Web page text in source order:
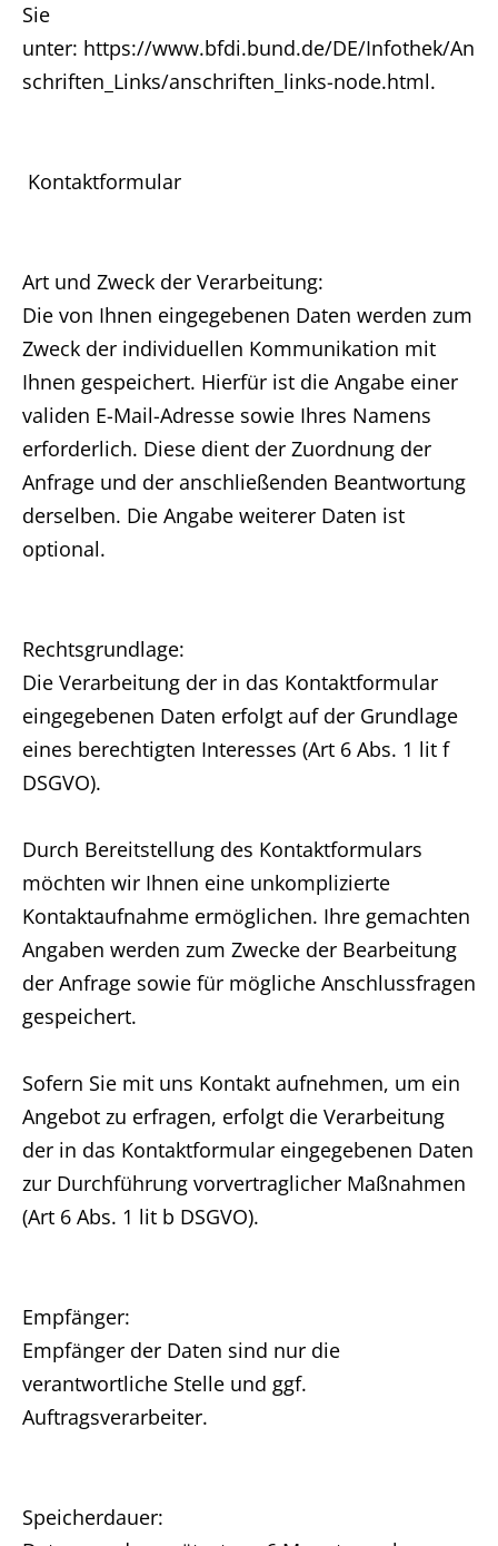
Sie
unter: https://www.bfdi.bund.de/DE/Infothek/An
schriften_Links/anschriften_links-node.html.
Kontaktformular
Art und Zweck der Verarbeitung:
Die von Ihnen eingegebenen Daten werden zum
Zweck der individuellen Kommunikation mit
Ihnen gespeichert. Hierfür ist die Angabe einer
validen E-Mail-Adresse sowie Ihres Namens
erforderlich. Diese dient der Zuordnung der
Anfrage und der anschließenden Beantwortung
derselben. Die Angabe weiterer Daten ist
optional.
Rechtsgrundlage:
Die Verarbeitung der in das Kontaktformular
eingegebenen Daten erfolgt auf der Grundlage
eines berechtigten Interesses (Art 6 Abs. 1 lit f
DSGVO).
Durch Bereitstellung des Kontaktformulars
möchten wir Ihnen eine unkomplizierte
Kontaktaufnahme ermöglichen. Ihre gemachten
Angaben werden zum Zwecke der Bearbeitung
der Anfrage sowie für mögliche Anschlussfragen
gespeichert.
Sofern Sie mit uns Kontakt aufnehmen, um ein
Angebot zu erfragen, erfolgt die Verarbeitung
der in das Kontaktformular eingegebenen Daten
zur Durchführung vorvertraglicher Maßnahmen
(Art 6 Abs. 1 lit b DSGVO).
Empfänger:
Empfänger der Daten sind nur die
verantwortliche Stelle und ggf.
Auftragsverarbeiter.
Speicherdauer: